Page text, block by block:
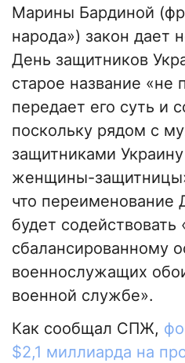
Марины Бардиной
народа») закон дает
День защитников
старое название «не
передает его суть и
поскольку рядом с
защитниками
женщины-
что переименование
будет содействовать
сбалансированному
военнослужащих
военной службе».
Как сообщал СПЖ,
$2,1 миллиарда на